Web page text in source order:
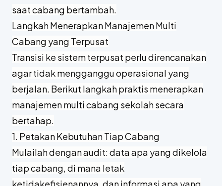
saat cabang bertambah.
Langkah Menerapkan Manajemen Multi
Cabang yang Terpusat
Transisi ke sistem terpusat perlu direncanakan
agar tidak mengganggu operasional yang
berjalan. Berikut langkah praktis menerapkan
manajemen multi cabang sekolah secara
bertahap.
1. Petakan Kebutuhan Tiap Cabang
Mulailah dengan audit: data apa yang dikelola
tiap cabang, di mana letak
ketidakefisienannya, dan informasi apa yang